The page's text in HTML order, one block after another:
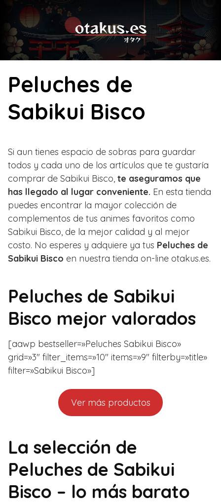
content
Peluches de
Sabikui Bisco
Si aun tienes espacio de sobras para guardar
todos y cada uno de los artículos que te gustaría
comprar de Sabikui Bisco, te aseguramos que
has llegado al lugar conveniente. En esta tienda
puedes encontrar la mayor colección de
complementos de tus animes favoritos como
Sabikui Bisco, de la mejor calidad y al mejor
costo. No esperes y adquiere ya tus Peluches de
Sabikui Bisco en nuestra tienda on-line otakus.es.
Peluches de Sabikui
Bisco mejor valorados
[aawp bestseller=»Peluches Sabikui Bisco»
grid=»3″ filter_items=»10″ items=»9″ filterby=»title»
filter=»Sabikui Bisco»]
Ver más productos
La selección de
Peluches de Sabikui
Bisco – lo más barato